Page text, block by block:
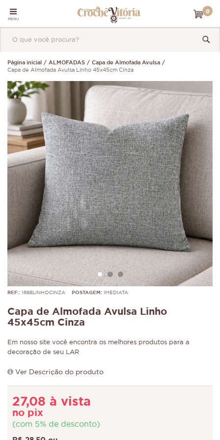
MENU
0
Página inicial ALMOFADAS
Capa de Almofada Avulsa
Capa de Almofada Avulsa Linho 45x45cm Cinza
REF.: 1688LINHOCINZA POSTAGEM: IMEDIATA
Capa de Almofada Avulsa Linho
45x45cm Cinza
Em nosso site você encontra os melhores produtos para a
decoração de seu LAR
Ver Descrição do produto
27,08 à vista
no pix
(com 5% de desconto)